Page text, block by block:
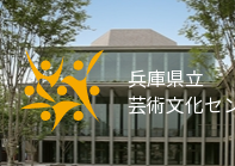
兵庫県立
芸術文化セ